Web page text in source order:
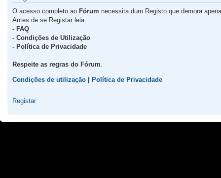
O acesso completo ao Fórum necessita dum Registo que demora
Antes de se Registar leia:
- FAQ
- Condições de Utilização
- Política de Privacidade
Respeite as regras do Fórum
Condições de utilização Política de Privacidade
Registar